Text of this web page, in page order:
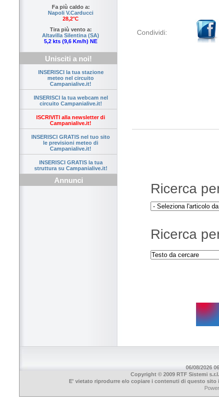
Fa più caldo a:
Napoli V.Carducci
28,2°C
Tira più vento a:
Altavilla Silentina (SA)
5,2 kts (9,6 Km/h) NE
Unisciti a noi!
INSERISCI la tua stazione
meteo nel circuito
Campanialive.it!
INSERISCI la tua webcam nel
circuito Campanialive.it!
ISCRIVITI alla newsletter di
Campanialive.it!
INSERISCI GRATIS nel tuo sito
le previsioni meteo di
Campanialive.it!
INSERISCI GRATIS la tua
struttura su Campanialive.it!
Annunci
Condividi:
Ricerca
Ricerca
06/08/2026
Copyright © 2009 RTF Sistemi
E' vietato riprodurre e/o copiare i contenuti di questo